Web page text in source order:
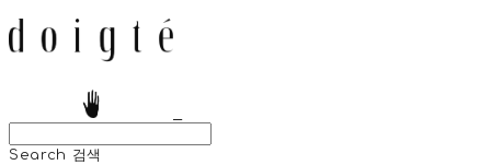
Search 검색